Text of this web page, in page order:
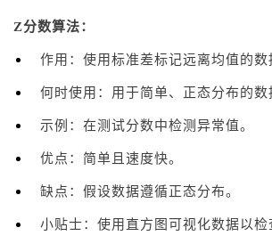
Z分数算法：
作用：使用标准差标记远离均值的数
何时使用：用于简单、正态分布的数
示例：在测试分数中检测异常值。
优点：简单且速度快。
缺点：假设数据遵循正态分布。
小贴士：使用直方图可视化数据以检